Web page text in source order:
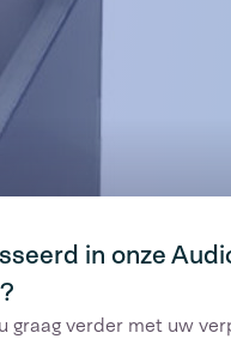
in onze
graag verder met uw